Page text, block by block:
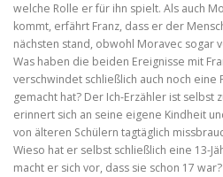
welche Rolle er für ihn spielt. Als auch
kommt, erfährt Franz, dass er der
nächsten stand, obwohl Moravec sogar
Was haben die beiden Ereignisse mit
verschwindet schließlich auch noch eine
gemacht hat? Der Ich-Erzähler ist selbst
erinnert sich an seine eigene Kindheit
von älteren Schülern tagtäglich
Wieso hat er selbst schließlich eine 13-
macht er sich vor, dass sie schon 17